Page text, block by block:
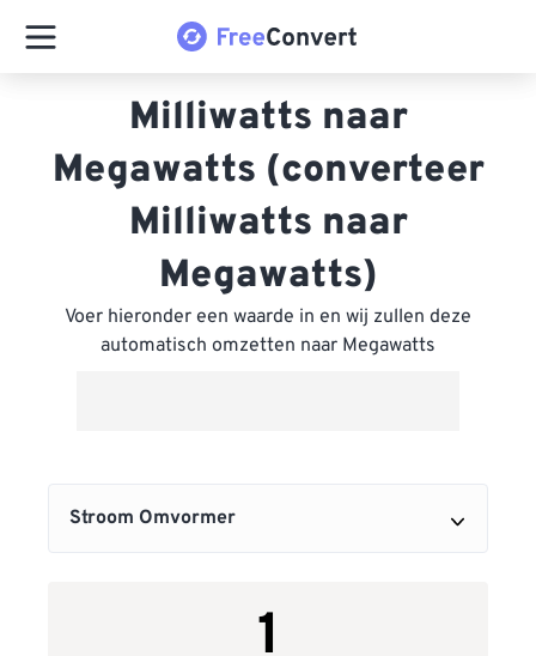
Milliwatts naar
Megawatts (converteer
Milliwatts naar
Megawatts)
Voer hieronder een waarde in en wij zullen deze
automatisch omzetten naar Megawatts